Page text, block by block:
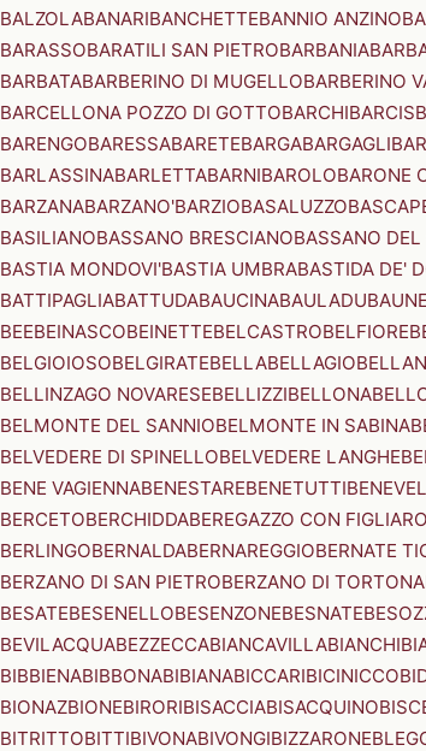
BALZOLABANARIBANCHETTEBANNIO ANZINO
BARASSOBARATILI SAN PIETROBARBANIA
BARBATABARBERINO DI MUGELLOBARBERINO
BARCELLONA POZZO DI GOTTOBARCHIBARCIS
BARENGOBARESSABARETEBARGABARGAGLI
BARLASSINABARLETTABARNIBAROLOBARONE
BARZANABARZANO'BARZIOBASALUZZO
BASILIANOBASSANO BRESCIANOBASSANO DEL
BASTIA MONDOVI'BASTIA UMBRABASTIDA DE'
BATTIPAGLIABATTUDABAUCINABAULADU
BEEBEINASCOBEINETTEBELCASTROBELFIORE
BELGIOIOSOBELGIRATEBELLABELLAGIO
BELLINZAGO NOVARESEBELLIZZIBELLONA
BELMONTE DEL SANNIOBELMONTE IN SABINA
BELVEDERE DI SPINELLOBELVEDERE LANGHE
BENE VAGIENNABENESTAREBENETUTTI
BERCETOBERCHIDDABEREGAZZO CON FIGLIARO
BERLINGOBERNALDABERNAREGGIOBERNATE
BERZANO DI SAN PIETROBERZANO DI TORTONA
BESATEBESENELLOBESENZONEBESNATE
BEVILACQUABEZZECCABIANCAVILLABIANCHI
BIBBIENABIBBONABIBIANABICCARIBICINICCO
BIONAZBIONEBIRORIBISACCIABISACQUINO
BITRITTOBITTIBIVONABIVONGIBIZZARONE